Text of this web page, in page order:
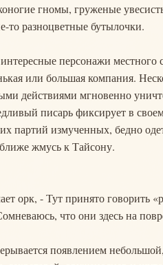
гномы, груженые
то разноцветные бутылочки.
персонажи местного
или большая компания.
действиями мгновенно
писарь фиксирует в
партий измученных, бедно
жмусь к Тайсону.
орк, - Тут принято говорить
что они здесь на
появлением